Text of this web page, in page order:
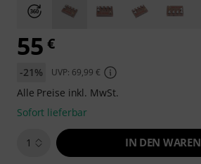
55 €
-21% UVP: 69,99 €
Alle Preise inkl. MwSt.
Sofort lieferbar
1 IN DEN